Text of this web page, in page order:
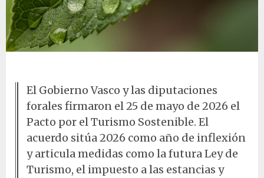
El Gobierno Vasco y las diputaciones
forales firmaron el 25 de mayo de 2026 el
Pacto por el Turismo Sostenible. El
acuerdo sitúa 2026 como año de inflexión
y articula medidas como la futura Ley de
Turismo, el impuesto a las estancias y